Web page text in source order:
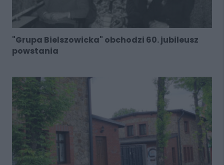
"Grupa Bielszowicka" obchodzi 60. jubileusz
powstania